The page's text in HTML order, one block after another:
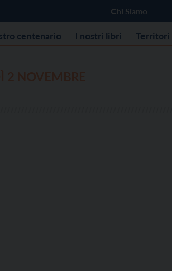
Chi Siamo
centenario I nostri libri Territori